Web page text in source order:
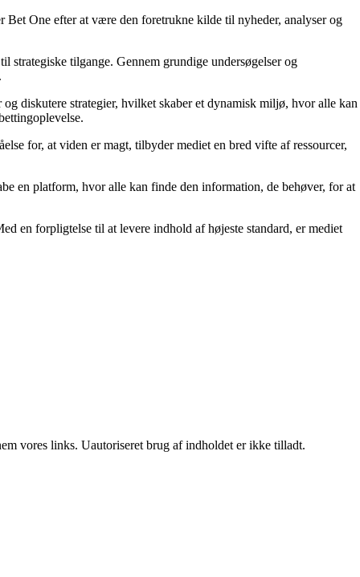
Bet One efter at være den foretrukne kilde til nyheder, analyser og
strategiske tilgange. Gennem grundige undersøgelser og
diskutere strategier, hvilket skaber et dynamisk miljø, hvor alle kan
for, at viden er magt, tilbyder mediet en bred vifte af ressourcer,
en platform, hvor alle kan finde den information, de behøver, for at
en forpligtelse til at levere indhold af højeste standard, er mediet
vores links. Uautoriseret brug af indholdet er ikke tilladt.